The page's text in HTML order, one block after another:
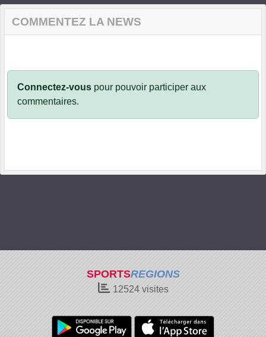
COMMENTEZ LA NEWS
Connectez-vous pour pouvoir participer aux
commentaires.
SPORTSREGIONS
12524visites